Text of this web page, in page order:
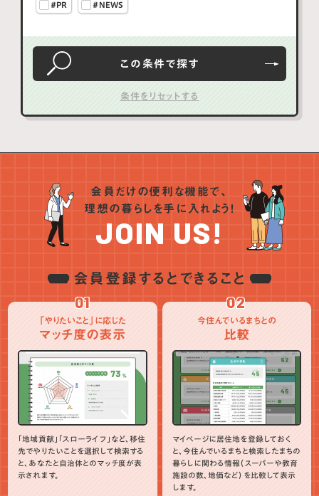
#PR #NEWS
この条件で探す
会員だけの便利な機能で、
理想の暮らしを手に入れよう！
JOIN US!
会員登録するとできること
01
「やりたいこと」に応じた
マッチ度の表示
「地域貢献」「スローライフ」など、移住
先でやりたいことを選択して検索する
と、あなたと自治体とのマッチ度が表
示されます。
02
今住んでいるまちとの
比較
マイページに居住地を登録しておく
と、今住んでいるまちと検索したまちの
暮らしに関わる情報（スーパーや教育
施設の数、地価など）を比較して表示
します。